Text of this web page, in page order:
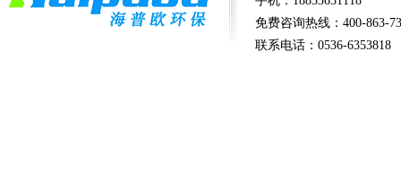
免费咨询热线：400-863-
联系电话：0536-6353818